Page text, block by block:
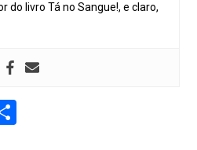
do livro Tá no Sangue!, e claro,